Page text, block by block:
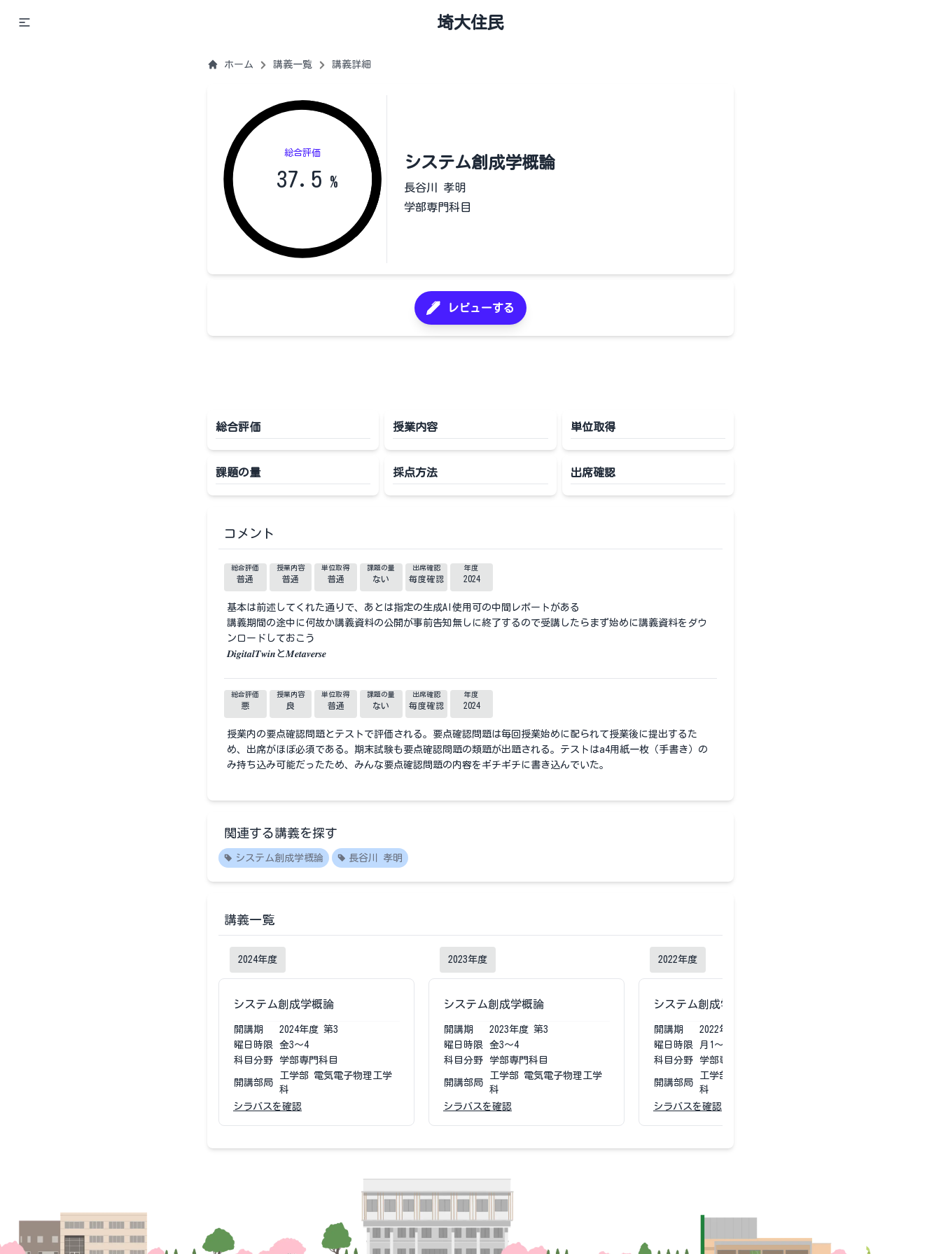
埼大住民
ホーム 講義一覧 講義詳細
総合評価
37.5 %
システム創成学概論
長谷川 孝明
学部専門科目
レビューする
総合評価 授業内容 単位取得
課題の量 採点方法 出席確認
コメント
総合評価
普通
授業内容
普通
単位取得
普通
課題の量
ない
出席確認
毎度確認
年度
2024
基本は前述してくれた通りで、あとは指定の生成AI使用可の中間レポートがある
講義期間の途中に何故か講義資料の公開が事前告知無しに終了するので受講したらまず始めに講義資料をダウ
ンロードしておこう
𝑫𝒊𝒈𝒊𝒕𝒂𝒍𝑻𝒘𝒊𝒏と𝑴𝒆𝒕𝒂𝒗𝒆𝒓𝒔𝒆
総合評価
悪
授業内容
良
単位取得
普通
課題の量
ない
出席確認
毎度確認
年度
2024
授業内の要点確認問題とテストで評価される。要点確認問題は毎回授業始めに配られて授業後に提出するた
め、出席がほぼ必須である。期末試験も要点確認問題の類題が出題される。テストはa4用紙一枚（手書き）の
み持ち込み可能だったため、みんな要点確認問題の内容をギチギチに書き込んでいた。
関連する講義を探す
システム創成学概論 長谷川 孝明
講義一覧
2024年度
システム創成学概論
開講期 2024年度 第3
曜日時限
金3〜4
科目分野
学部専門科目
開講部局
工学部 電気電子物理工学
科
シラバスを確認
2023年度
システム創成学概論
開講期 2023年度 第3
曜日時限
金3〜4
科目分野
学部専門科目
開講部局
工学部 電気電子物理工学
科
シラバスを確認
2022年度
システム創成学概論
開講期 2022年度
曜日時限
月1〜2
科目分野
学部専門科目
開講部局
工学部 電気電子物理工学
科
シラバスを確認